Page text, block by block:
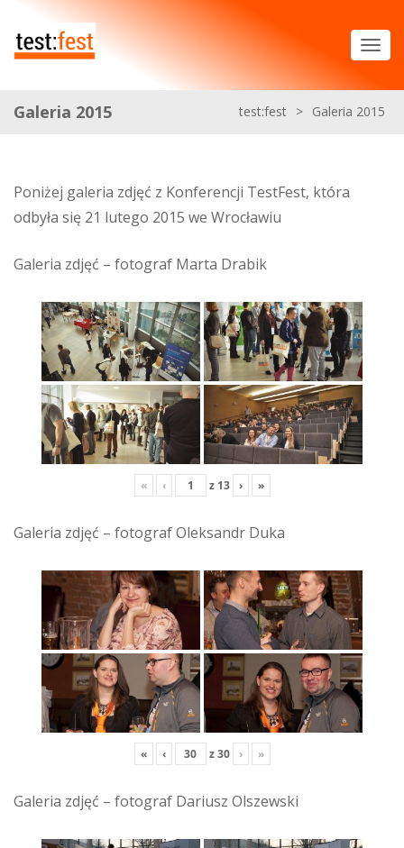
Galeria 2015 test:fest > Galeria 2015
Poniżej galeria zdjęć z Konferencji TestFest, która
odbyła się 21 lutego 2015 we Wrocławiu
Galeria zdjęć – fotograf Marta Drabik
« ‹ z 13 › »
Galeria zdjęć – fotograf Oleksandr Duka
« ‹ z30 › »
Galeria zdjęć – fotograf Dariusz Olszewski